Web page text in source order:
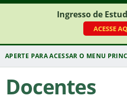
Ingresso de
ACESSE
Docentes